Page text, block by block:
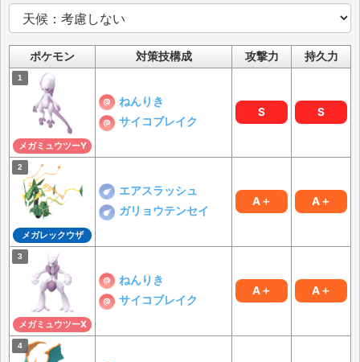
ポケモン 対策技構成 攻撃力 持久力
メガミュウツーY
ねんりき
サイコブレイク
S S
メガレックウザ
エアスラッシュ
ガリョウテンセイ
A＋ A＋
メガミュウツーX
ねんりき
サイコブレイク
A＋ A＋